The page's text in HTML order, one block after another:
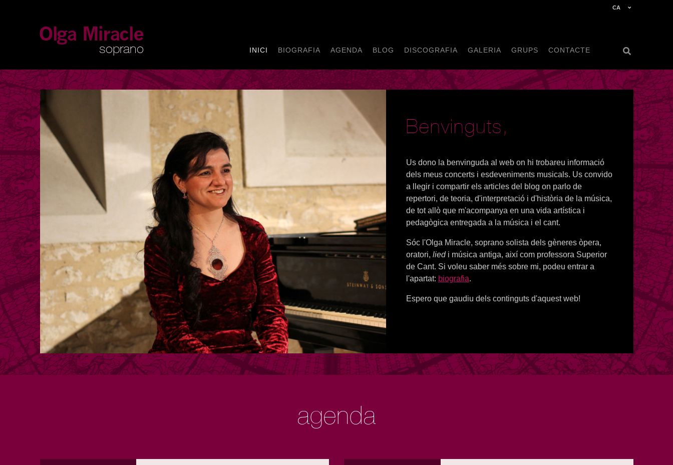
CA
INICI BIOGRAFIA AGENDA BLOG DISCOGRAFIA GALERIA GRUPS CONTACTE
Benvinguts,
Us dono la benvinguda al web on hi trobareu informació
dels meus concerts i esdeveniments musicals. Us convido
a llegir i compartir els articles del blog on parlo de
repertori, de teoria, d'interpretació i d'història de la música,
de tot allò que m'acompanya en una vida artística i
pedagògica entregada a la música i el cant.
Sóc l'Olga Miracle, soprano solista dels gèneres òpera,
oratori, liedi música antiga, així com professora Superior
de Cant. Si voleu saber més sobre mi, podeu entrar a
l'apartat: biografia.
Espero que gaudiu dels continguts d'aquest web!
agenda